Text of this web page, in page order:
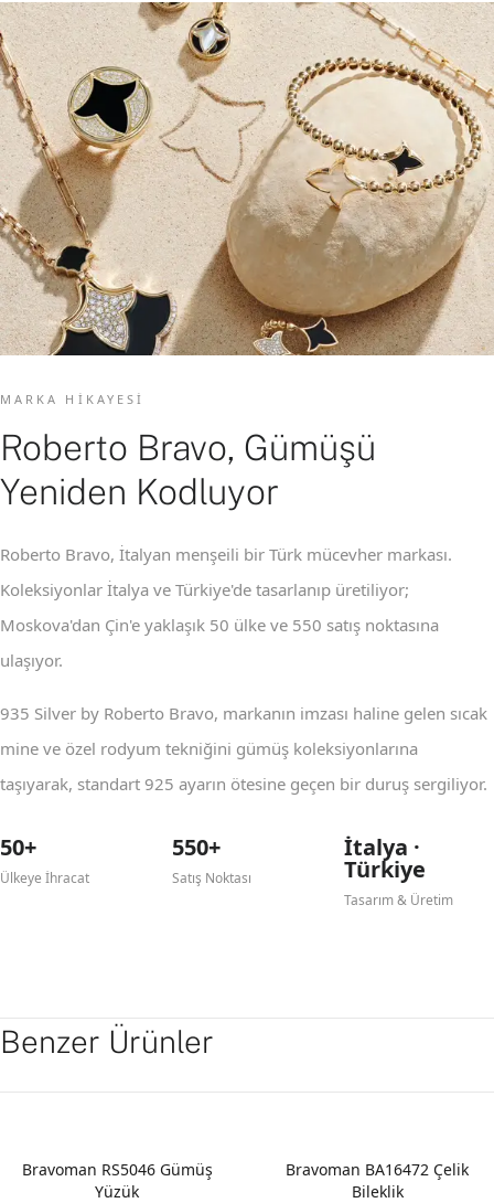
MARKA HIKAYESI
Roberto Bravo, Gümüşü
Yeniden Kodluyor
Roberto Bravo, İtalyan menşeili bir Türk mücevher markası.
Koleksiyonlar İtalya ve Türkiye'de tasarlanıp üretiliyor;
Moskova'dan Çin'e yaklaşık 50 ülke ve 550 satış noktasına
ulaşıyor.
935 Silver by Roberto Bravo, markanın imzası haline gelen sıcak
mine ve özel rodyum tekniğini gümüş koleksiyonlarına
taşıyarak, standart 925 ayarın ötesine geçen bir duruş sergiliyor.
50+
Ülkeye İhracat
550+
Satış Noktası
İtalya ·
Türkiye
Tasarım & Üretim
Benzer Ürünler
Bravoman RS5046 Gümüş
Yüzük
Bravoman BA16472 Çelik
Bileklik